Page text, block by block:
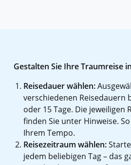
Gestalten Sie Ihre Traumreise
Reisedauer wählen:
verschiedenen Reisedauern
oder 15 Tage. Die jeweiligen
finden Sie unter Hinweise.
Ihrem Tempo.
Reisezeitraum wählen:
jedem beliebigen Tag – das